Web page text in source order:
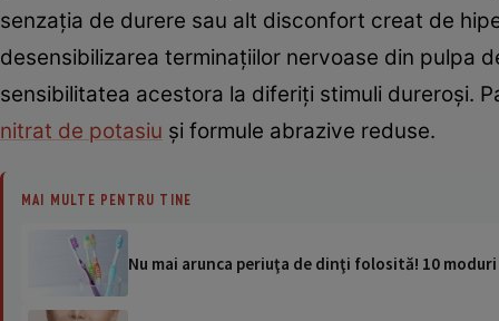
senzația de durere sau alt disconfort creat de
desensibilizarea terminațiilor nervoase din pulpa
sensibilitatea acestora la diferiți stimuli dureroși.
nitrat de potasiu și formule abrazive reduse.
MAI MULTE PENTRU TINE
Nu mai arunca periuţa de dinţi folosită! 10